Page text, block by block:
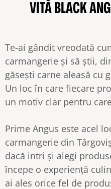
VITĂ BLACK
Te-ai gândit vreodată
carmangerie și să știi,
găsești carne aleasă cu
Un loc în care fiecare
un motiv clar pentru
Prime Angus este acel
carmangerie din
dacă intri și alegi
începe o experiență
ai ales orice fel de